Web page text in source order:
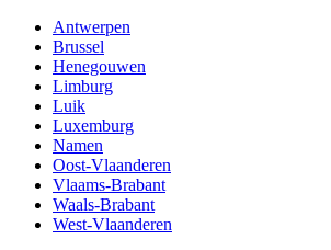
Antwerpen
Brussel
Henegouwen
Limburg
Luik
Luxemburg
Namen
Oost-Vlaanderen
Vlaams-Brabant
Waals-Brabant
West-Vlaanderen